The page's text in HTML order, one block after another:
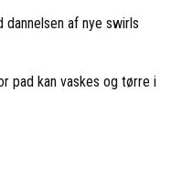
af nye swirls
pad kan vaskes og tørre i